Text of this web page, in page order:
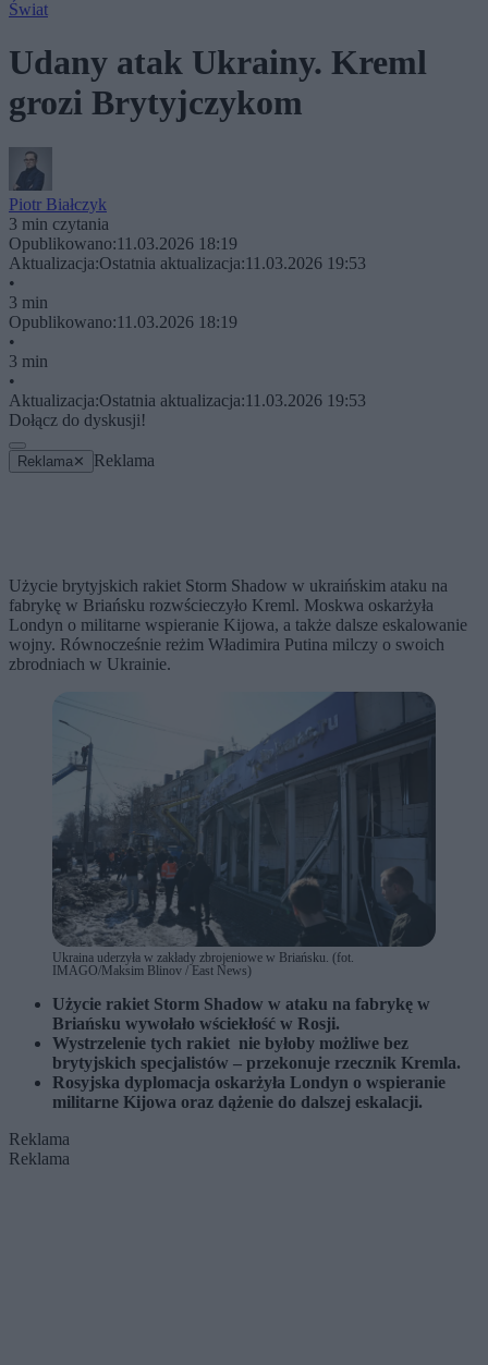
Świat
Udany atak Ukrainy. Kreml
grozi Brytyjczykom
Piotr Białczyk
3 min czytania
Opublikowano:11.03.2026 18:19
Aktualizacja:Ostatnia aktualizacja:11.03.2026 19:53
•
3 min
Opublikowano:11.03.2026 18:19
•
3 min
•
Aktualizacja:Ostatnia aktualizacja:11.03.2026 19:53
Dołącz do dyskusji!
Reklama ✕ Reklama
Użycie brytyjskich rakiet Storm Shadow w ukraińskim ataku na
fabrykę w Briańsku rozwścieczyło Kreml. Moskwa oskarżyła
Londyn o militarne wspieranie Kijowa, a także dalsze eskalowanie
wojny. Równocześnie reżim Władimira Putina milczy o swoich
zbrodniach w Ukrainie.
Ukraina uderzyła w zakłady zbrojeniowe w Briańsku. (fot.
IMAGO/Maksim Blinov / East News)
Użycie rakiet Storm Shadow w ataku na fabrykę w
Briańsku wywołało wściekłość w Rosji.
Wystrzelenie tych rakiet nie byłoby możliwe bez
brytyjskich specjalistów – przekonuje rzecznik Kremla.
Rosyjska dyplomacja oskarżyła Londyn o wspieranie
militarne Kijowa oraz dążenie do dalszej eskalacji.
Reklama
Reklama